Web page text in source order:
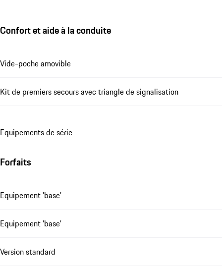
Confort et aide à la conduite
Vide-poche amovible
Kit de premiers secours avec triangle de signalisation
Equipements de série
Forfaits
Equipement 'base'
Equipement 'base'
Version standard